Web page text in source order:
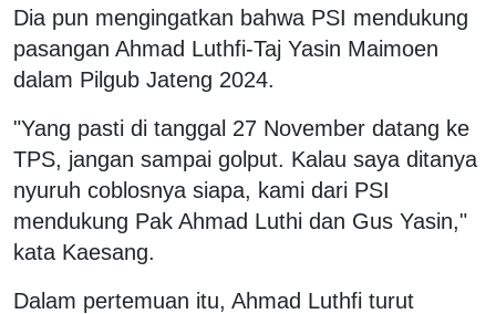
Dia pun mengingatkan bahwa PSI mendukung
pasangan Ahmad Luthfi-Taj Yasin Maimoen
dalam Pilgub Jateng 2024.
"Yang pasti di tanggal 27 November datang ke
TPS, jangan sampai golput. Kalau saya ditanya
nyuruh coblosnya siapa, kami dari PSI
mendukung Pak Ahmad Luthi dan Gus Yasin,"
kata Kaesang.
Dalam pertemuan itu, Ahmad Luthfi turut